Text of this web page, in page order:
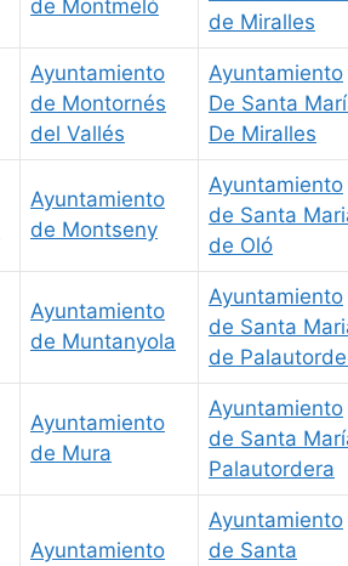
de Montmeló
de Miralles
Ayuntamiento
de Montornés
del Vallés
Ayuntamiento
De Santa
De Miralles
Ayuntamiento
de Montseny
Ayuntamiento
de Santa
de Oló
Ayuntamiento
de Muntanyola
Ayuntamiento
de Santa
de
Ayuntamiento
de Mura
Ayuntamiento
de Santa
Palautordera
Ayuntamiento
Ayuntamiento
de Santa